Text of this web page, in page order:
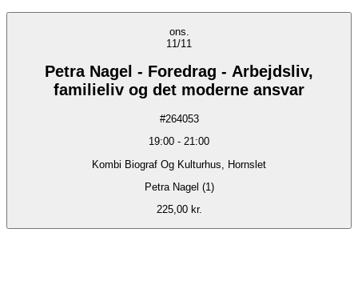
ons.
11/11
Petra Nagel - Foredrag - Arbejdsliv,
familieliv og det moderne ansvar
#264053
19:00 - 21:00
Kombi Biograf Og Kulturhus, Hornslet
Petra Nagel (1)
225,00 kr.